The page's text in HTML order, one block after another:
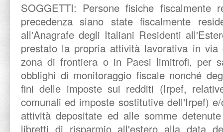
SOGGETTI: Persone fisiche
precedenza siano state fiscalmente
all'Anagrafe degli Italiani Residenti
prestato la propria attività lavorativa in via
zona di frontiera o in Paesi limitrofi, per
obblighi di monitoraggio fiscale nonché
fini delle imposte sui redditi (Irpef,
comunali ed imposte sostitutive dell'Irpef)
attività depositate ed alle somme
libretti di risparmio all'estero alla data